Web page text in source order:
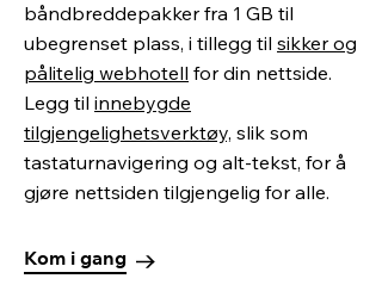
båndbreddepakker fra 1 GB til
ubegrenset plass, i tillegg til sikker og
pålitelig webhotell for din nettside.
Legg til innebygde
tilgjengelighetsverktøy, slik som
tastaturnavigering og alt-tekst, for å
gjøre nettsiden tilgjengelig for alle.
Kom i gang